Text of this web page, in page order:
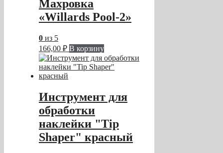
Махровка
«Willards Pool-2»
0 из 5
166,00 ₽ В корзину
Инструмент для
обработки
наклейки "Tip
Shaper" красный